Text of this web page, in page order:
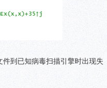
到已知病毒扫描引擎时出现失